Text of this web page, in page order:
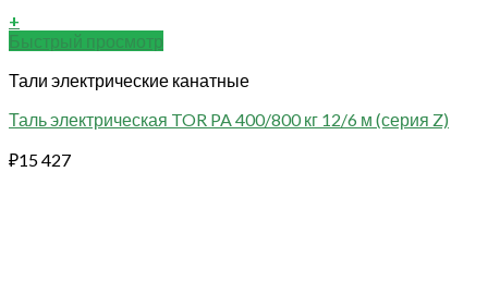
+
Быстрый просмотр
Тали электрические канатные
Таль электрическая TOR PA 400/800 кг 12/6 м (серия Z)
₽15 427